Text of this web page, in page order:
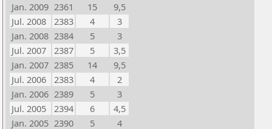
Jan. 2009 2361 15
9,5
Jul. 2008
2383 4
3
Jan. 2008 2384 5
3
Jul. 2007
2387 5
3,5
Jan. 2007 2385 14
9,5
Jul. 2006
2383 4
2
Jan. 2006 2389 5
3
Jul. 2005
2394 6
4,5
Jan. 2005 2390 5
4